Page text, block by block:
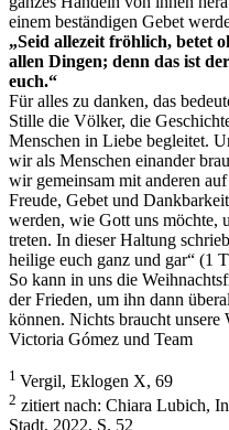
einem beständigen Gebet
„Seid allezeit fröhlich, betet
allen Dingen; denn das ist
euch.“
Für alles zu danken, das
Stille die Völker, die
Menschen in Liebe begleitet.
wir als Menschen einander
wir gemeinsam mit anderen
Freude, Gebet und
werden, wie Gott uns möchte,
treten. In dieser Haltung
heilige euch ganz und gar“ (1
So kann in uns die
der Frieden, um ihn dann
können. Nichts braucht unsere
Victoria Gómez und Team
1 Vergil, Eklogen X, 69
2 zitiert nach: Chiara Lubich,
Stadt, 2022, S. 52